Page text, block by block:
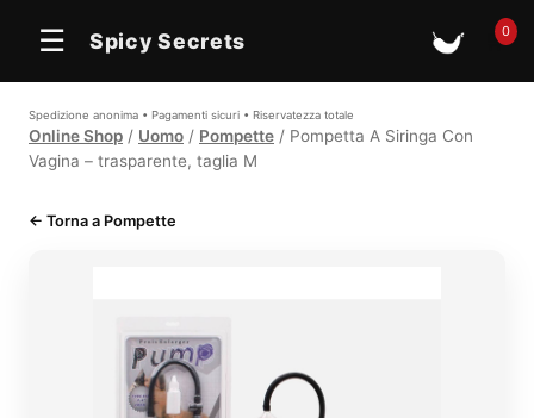
☰ Spicy Secrets 🛒0
Spedizione anonima • Pagamenti sicuri • Riservatezza totale
Online Shop / Uomo / Pompette / Pompetta A Siringa Con
Vagina – trasparente, taglia M
← Torna a Pompette